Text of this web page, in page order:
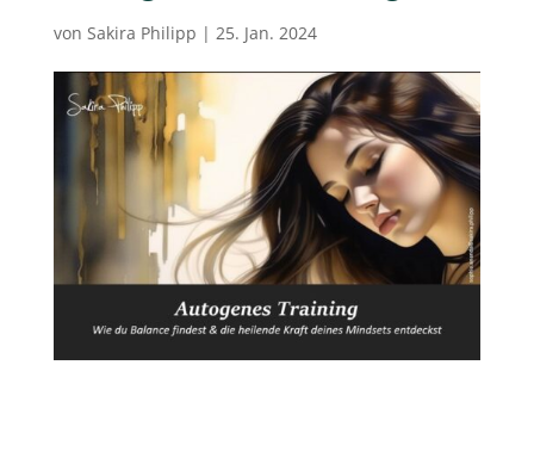
von Sakira Philipp | 25. Jan. 2024